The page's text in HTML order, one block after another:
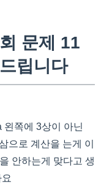
문제 11
립니다
왼쪽에 3상이 아닌
으로 계산을 는게 이
안하는게 맞다고 생